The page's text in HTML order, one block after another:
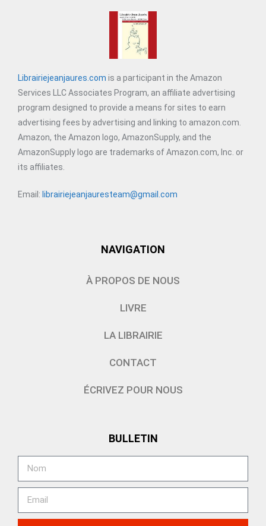
Librairiejeanjaures.com is a participant in the Amazon
Services LLC Associates Program, an affiliate advertising
program designed to provide a means for sites to earn
advertising fees by advertising and linking to amazon.com.
Amazon, the Amazon logo, AmazonSupply, and the
AmazonSupply logo are trademarks of Amazon.com, Inc. or
its affiliates.
Email: librairiejeanjauresteam@gmail.com
NAVIGATION
À PROPOS DE NOUS
LIVRE
LA LIBRAIRIE
CONTACT
ÉCRIVEZ POUR NOUS
BULLETIN